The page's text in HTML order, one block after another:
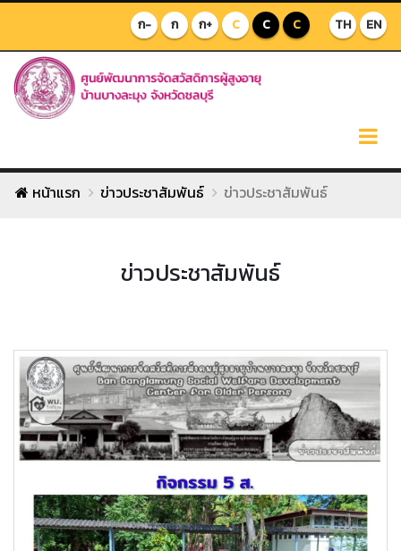
TH EN
ก- ก ก+ C C C
หน้าแรก ข่าวประชาสัมพันธ์ ข่าวประชาสัมพันธ์
ข่าวประชาสัมพันธ์